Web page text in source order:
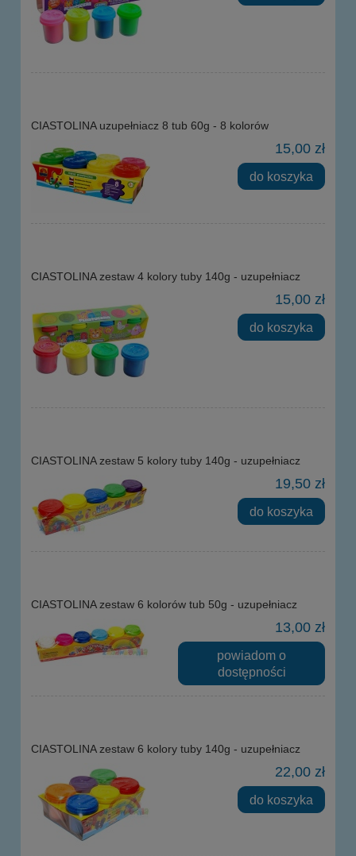
CIASTOLINA uzupełniacz 8 tub 60g - 8 kolorów
15,00 zł
do koszyka
CIASTOLINA zestaw 4 kolory tuby 140g - uzupełniacz
15,00 zł
do koszyka
CIASTOLINA zestaw 5 kolory tuby 140g - uzupełniacz
19,50 zł
do koszyka
CIASTOLINA zestaw 6 kolorów tub 50g - uzupełniacz
13,00 zł
powiadom o
dostępności
CIASTOLINA zestaw 6 kolory tuby 140g - uzupełniacz
22,00 zł
do koszyka